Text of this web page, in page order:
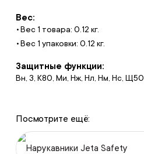
Вес:
Вес 1 товара: 0.12 кг.
Вес 1 упаковки: 0.12 кг.
Защитные функции:
Вн, З, К80, Ми, Нж, Нл, Нм, Нс, Щ50
Посмотрите ещё:
Нарукавники Jeta Safety